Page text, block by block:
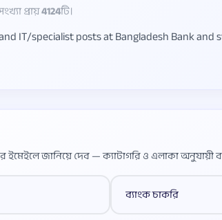
প্রায়4124টি।
IT/specialist posts at Bangladesh Bank
ইমেইলে জানিয়ে দেব — ক্যাটাগরি ও এলাকা অনুযায়ী